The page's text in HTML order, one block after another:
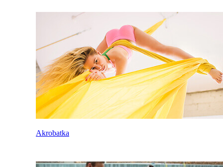
Akrobatka